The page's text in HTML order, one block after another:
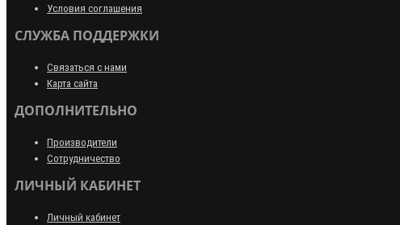
Условия соглашения
СЛУЖБА ПОДДЕРЖКИ
Связаться с нами
Карта сайта
ДОПОЛНИТЕЛЬНО
Производители
Сотрудничество
ЛИЧНЫЙ КАБИНЕТ
Личный кабинет